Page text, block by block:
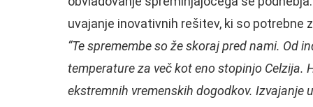
uvajanje inovativnih rešitev, ki so potrebne
“Te spremembe so že skoraj pred nami. Od
temperature za več kot eno stopinjo Celzija.
ekstremnih vremenskih dogodkov. Izvajanje